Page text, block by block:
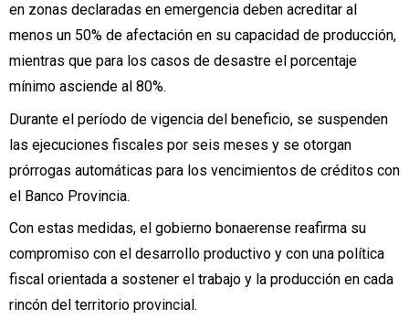
en zonas declaradas en emergencia deben acreditar al
menos un 50% de afectación en su capacidad de producción,
mientras que para los casos de desastre el porcentaje
mínimo asciende al 80%.
Durante el período de vigencia del beneficio, se suspenden
las ejecuciones fiscales por seis meses y se otorgan
prórrogas automáticas para los vencimientos de créditos con
el Banco Provincia.
Con estas medidas, el gobierno bonaerense reafirma su
compromiso con el desarrollo productivo y con una política
fiscal orientada a sostener el trabajo y la producción en cada
rincón del territorio provincial.